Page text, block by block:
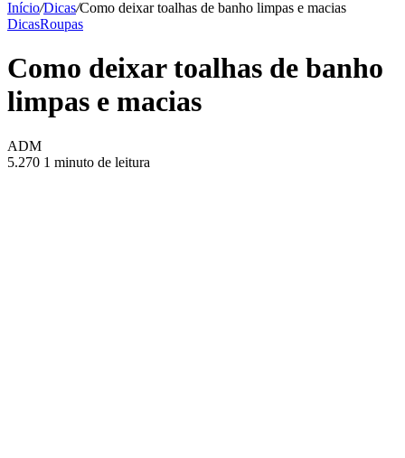
Início/Dicas/Como deixar toalhas de banho limpas e macias
DicasRoupas
Como deixar toalhas de banho
limpas e macias
ADM
5.270 1 minuto de leitura